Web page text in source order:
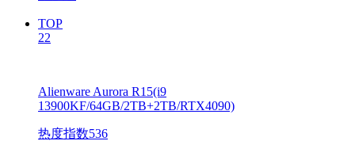
TOP
22
Alienware Aurora R15(i9
13900KF/64GB/2TB+2TB/RTX4090)
热度指数536